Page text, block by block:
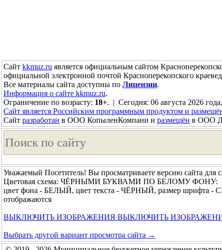
Сайт kkmuz.ru является официальным сайтом
официальной электронной почтой Красноперекопского
Все материалы сайта доступны по Лицензии.
Информация о сайте kkmuz.ru.
Ограничение по возрасту: 18+. | Сегодня: 06 августа 2026
Сайт является Российским программным продуктом и
Сайт разработан в ООО КопыленКомпани и размещён в ООО
Уважаемый Посетитель! Вы просматриваете версию сайта для
Цветовая схема: ЧЁРНЫМИ БУКВАМИ ПО БЕЛОМУ ФОНУ:
цвет фона - БЕЛЫЙ, цвет текста - ЧЁРНЫЙ, размер шрифта
отображаются
ВЫКЛЮЧИТЬ ИЗОБРАЖЕНИЯ ВЫКЛЮЧИТЬ
Выбрать другой вариант просмотра сайта →